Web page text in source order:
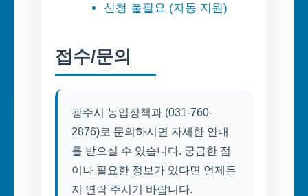
신청 불필요 (자동 지원)
접수/문의
광주시 농업정책과 (031-760-
2876)로 문의하시면 자세한 안내
를 받으실 수 있습니다. 궁금한 점
이나 필요한 정보가 있다면 언제든
지 연락 주시기 바랍니다.